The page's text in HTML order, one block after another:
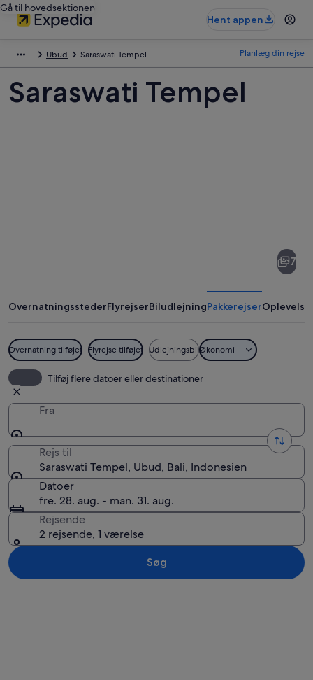
Gå til hovedsektionen
Hent appen
Ubud Saraswati Tempel Planlæg din rejse
Saraswati Tempel
7
OvernatningsstederFlyrejserBiludlejningPakkerejser
Overnatning tilføjet Flyrejse tilføjet UdlejningsbilØkonomi
Tilføj flere datoer eller destinationer
Fra
Rejs til
Saraswati Tempel, Ubud, Bali, Indonesien
Datoer
fre. 28. aug. - man. 31. aug.
Rejsende
2 rejsende, 1 værelse
Søg